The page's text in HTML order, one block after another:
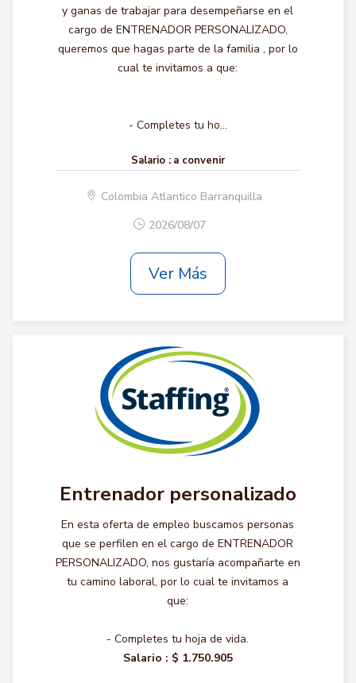
y ganas de trabajar para desempeñarse en el
cargo de ENTRENADOR PERSONALIZADO,
queremos que hagas parte de la familia , por lo
cual te invitamos a que:
- Completes tu ho...
Salario : a convenir
Colombia Atlantico Barranquilla
2026/08/07
Ver Más
Entrenador personalizado
En esta oferta de empleo buscamos personas
que se perfilen en el cargo de ENTRENADOR
PERSONALIZADO, nos gustaría acompañarte en
tu camino laboral, por lo cual te invitamos a
que:
- Completes tu hoja de vida.
Salario : $ 1.750.905